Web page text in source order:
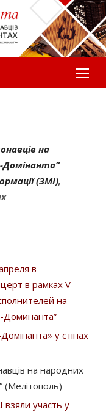
на
Домінанта”
(ЗМІ),
в
в рамках V
на
Доминанта”
у стінах
на народних
(Мелітополь)
взяли участь у